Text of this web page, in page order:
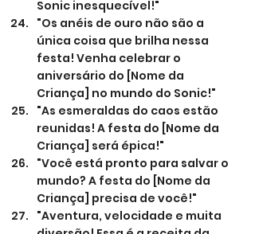
Sonic inesquecível!"
"Os anéis de ouro não são a
única coisa que brilha nessa
festa! Venha celebrar o
aniversário do [Nome da
Criança] no mundo do Sonic!"
"As esmeraldas do caos estão
reunidas! A festa do [Nome da
Criança] será épica!"
"Você está pronto para salvar o
mundo? A festa do [Nome da
Criança] precisa de você!"
"Aventura, velocidade e muita